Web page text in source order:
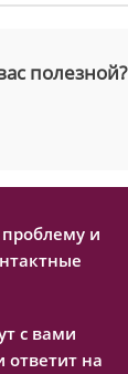
полезной?
и
с вами
ответит на